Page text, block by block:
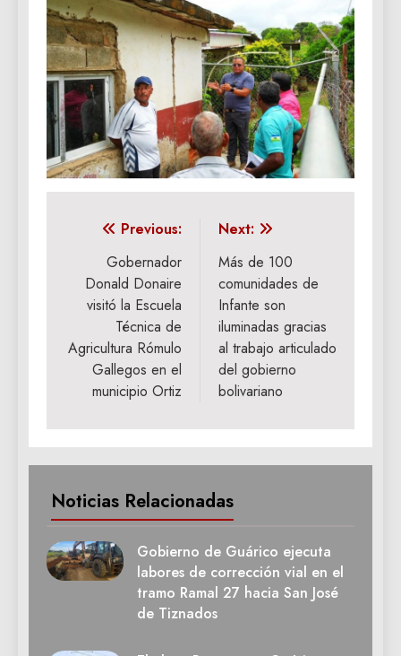
Navegación
entradas
Previous:
Gobernador
Donald Donaire
visitó la Escuela
Técnica de
Agricultura Rómulo
Gallegos en el
municipio Ortiz
Next:
Más de 100
comunidades de
Infante son
iluminadas gracias
al trabajo articulado
del gobierno
bolivariano
Noticias Relacionadas
Gobierno de Guárico ejecuta
labores de corrección vial en el
tramo Ramal 27 hacia San José
de Tiznados